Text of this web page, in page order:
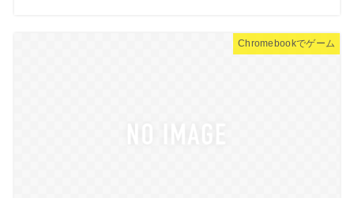
Chromebookでゲーム